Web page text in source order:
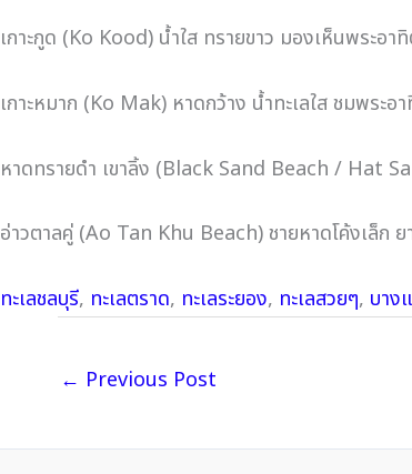
เกาะกูด (Ko Kood) น้ำใส ทรายขาว มองเห็นพระอ
เกาะหมาก (Ko Mak) หาดกว้าง น้ำทะเลใส ชมพระอ
หาดทรายดำ เขาลิ้ง (Black Sand Beach / Hat
อ่าวตาลคู่ (Ao Tan Khu Beach) ชายหาดโค้งเล็ก
ทะเลชลบุรี, ทะเลตราด, ทะเลระยอง, ทะเลสวยๆ, บาง
← Previous Post